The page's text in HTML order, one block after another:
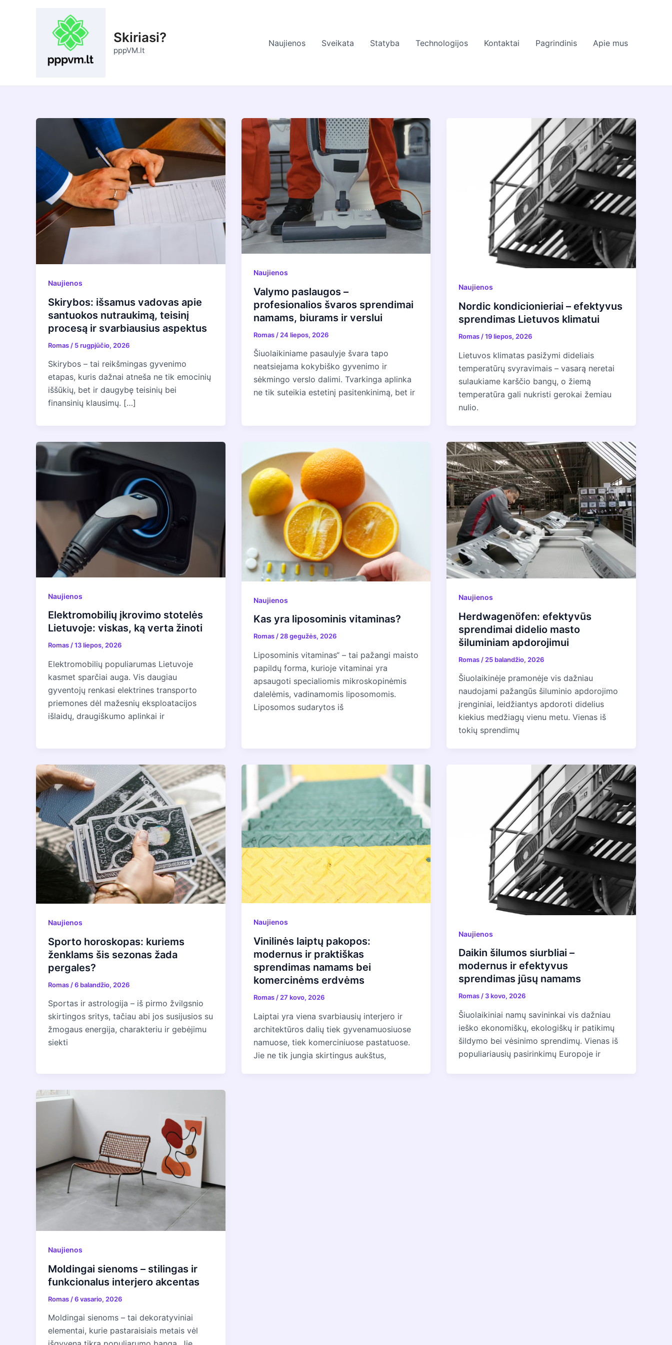
Skiriasi?
pppVM.lt
Naujienos Sveikata Statyba Technologijos Kontaktai Pagrindinis Apie mus
Naujienos
Skirybos: išsamus vadovas apie
santuokos nutraukimą, teisinį
procesą ir svarbiausius aspektus
Romas / 5 rugpjūčio, 2026
Skirybos – tai reikšmingas gyvenimo
etapas, kuris dažnai atneša ne tik emocinių
iššūkių, bet ir daugybę teisinių bei
finansinių klausimų. […]
Naujienos
Valymo paslaugos –
profesionalios švaros sprendimai
namams, biurams ir verslui
Romas / 24 liepos, 2026
Šiuolaikiniame pasaulyje švara tapo
neatsiejama kokybiško gyvenimo ir
sėkmingo verslo dalimi. Tvarkinga aplinka
ne tik suteikia estetinį pasitenkinimą, bet ir
Naujienos
Nordic kondicionieriai – efektyvus
sprendimas Lietuvos klimatui
Romas /19 liepos, 2026
Lietuvos klimatas pasižymi dideliais
temperatūrų svyravimais – vasarą neretai
sulaukiame karščio bangų, o žiemą
temperatūra gali nukristi gerokai žemiau
nulio.
Naujienos
Elektromobilių įkrovimo stotelės
Lietuvoje: viskas, ką verta žinoti
Romas/13 liepos, 2026
Elektromobilių populiarumas Lietuvoje
kasmet sparčiai auga. Vis daugiau
gyventojų renkasi elektrines transporto
priemones dėl mažesnių eksploatacijos
išlaidų, draugiškumo aplinkai ir
Naujienos
Kas yra liposominis vitaminas?
Romas/28 gegužės, 2026
Liposominis vitaminas“ – tai pažangi maisto
papildų forma, kurioje vitaminai yra
apsaugoti specialiomis mikroskopinėmis
dalelėmis, vadinamomis liposomomis.
Liposomos sudarytos iš
Naujienos
Herdwagenöfen: efektyvūs
sprendimai didelio masto
šiluminiam apdorojimui
Romas / 25 balandžio, 2026
Šiuolaikinėje pramonėje vis dažniau
naudojami pažangūs šiluminio apdorojimo
įrenginiai, leidžiantys apdoroti didelius
kiekius medžiagų vienu metu. Vienas iš
tokių sprendimų
Naujienos
Sporto horoskopas: kuriems
ženklams šis sezonas žada
pergales?
Romas /6 balandžio, 2026
Sportas ir astrologija – iš pirmo žvilgsnio
skirtingos sritys, tačiau abi jos susijusios su
žmogaus energija, charakteriu ir gebėjimu
siekti
Naujienos
Vinilinės laiptų pakopos:
modernus ir praktiškas
sprendimas namams bei
komercinėms erdvėms
Romas / 27 kovo, 2026
Laiptai yra viena svarbiausių interjero ir
architektūros dalių tiek gyvenamuosiuose
namuose, tiek komerciniuose pastatuose.
Jie ne tik jungia skirtingus aukštus,
Naujienos
Daikin šilumos siurbliai –
modernus ir efektyvus
sprendimas jūsų namams
Romas/ 3 kovo, 2026
Šiuolaikiniai namų savininkai vis dažniau
ieško ekonomiškų, ekologiškų ir patikimų
šildymo bei vėsinimo sprendimų. Vienas iš
populiariausių pasirinkimų Europoje ir
Naujienos
Moldingai sienoms – stilingas ir
funkcionalus interjero akcentas
Romas /6 vasario, 2026
Moldingai sienoms – tai dekoratyviniai
elementai, kurie pastaraisiais metais vėl